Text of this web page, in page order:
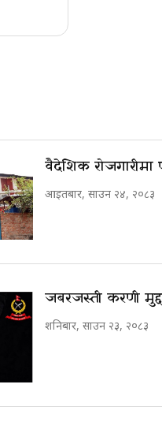
वैदेशिक
आइतबार, साउन २४, २०८३
जबरजस्ती करणी
शनिबार, साउन २३, २०८३